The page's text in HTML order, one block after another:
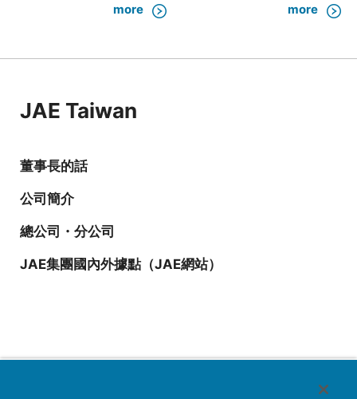
more more
JAE Taiwan
董事長的話
公司簡介
總公司・分公司
JAE集團國內外據點（JAE網站）